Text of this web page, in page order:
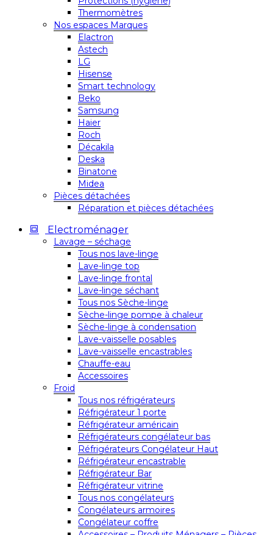
Thermomètres
Nos espaces Marques
Elactron
Astech
LG
Hisense
Smart technology
Beko
Samsung
Haier
Roch
Décakila
Deska
Binatone
Midea
Pièces détachées
Réparation et pièces détachées
Electroménager
Lavage – séchage
Tous nos lave-linge
Lave-linge top
Lave-linge frontal
Lave-linge séchant
Tous nos Sèche-linge
Sèche-linge pompe à chaleur
Sèche-linge à condensation
Lave-vaisselle posables
Lave-vaisselle encastrables
Chauffe-eau
Accessoires
Froid
Tous nos réfrigérateurs
Réfrigérateur 1 porte
Réfrigérateur américain
Réfrigérateurs congélateur bas
Réfrigérateurs Congélateur Haut
Réfrigérateur encastrable
Réfrigérateur Bar
Réfrigérateur vitrine
Tous nos congélateurs
Congélateurs armoires
Congélateur coffre